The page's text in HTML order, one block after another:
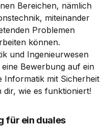
Bereichen, nämlich
miteinander
Problemen
können.
und Ingenieurwesen
Bewerbung auf ein
Informatik mit Sicherheit
dir, wie es funktioniert!
für ein duales